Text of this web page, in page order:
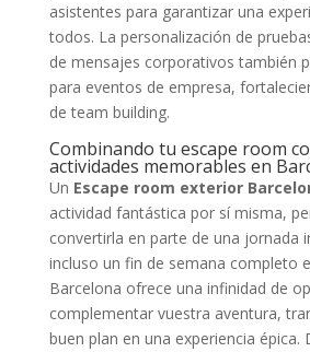
asistentes para garantizar una
todos. La personalización de
de mensajes corporativos también
para eventos de empresa,
de team building.
Combinando tu escape room
actividades memorables en
Un Escape room exterior
actividad fantástica por sí misma,
convertirla en parte de una jornada
incluso un fin de semana completo
Barcelona ofrece una infinidad de
complementar vuestra aventura,
buen plan en una experiencia épica.